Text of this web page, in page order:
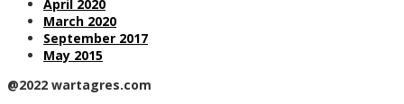
April 2020
March 2020
September 2017
May 2015
@2022 wartagres.com